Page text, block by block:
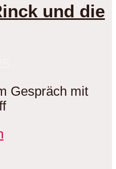
und die
Gespräch mit